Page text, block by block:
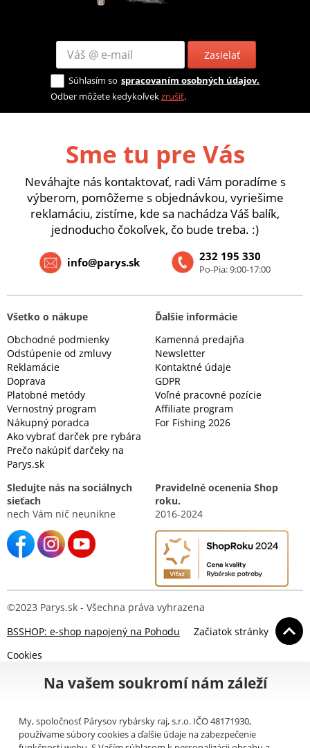
Zasielať
Súhlasím so spracovaním osobných údajov.
Odber môžete kedykoľvekzrušiť.
Sme tu pre Vás
Neváhajte nás kontaktovať, radi Vám poradíme s
výberom, pomôžeme s objednávkou, vyriešime
reklamáciu, zistíme, kde sa nachádza Váš balík,
jednoducho čokoľvek, čo bude treba. :)
232 195 330
Po-Pia: 9:00-17:00
info@parys.sk
Všetko o nákupe
Obchodné podmienky
Odstúpenie od zmluvy
Reklamácie
Doprava
Platobné metódy
Vernostný program
Nákupný poradca
Ako vybrať darček pre rybára
Prečo nakúpiť darčeky na
Parys.sk
Ďalšie informácie
Kamenná predajňa
Newsletter
Kontaktné údaje
GDPR
Voľné pracovné pozície
Affiliate program
For Fishing 2026
Sledujte nás na sociálnych
sieťach
nech Vám nič neunikne
Pravidelné ocenenia Shop
roku.
2016-2024
©2023 Parys.sk - Všechna práva vyhrazena
BSSHOP: e-shop napojený na Pohodu
Začiatok stránky
Cookies
Na vašem soukromí nám záleží
My, spoločnosť Párysov rybársky raj, s.r.o. IČO 48171930,
používame súbory cookies a ďalšie údaje na zabezpečenie